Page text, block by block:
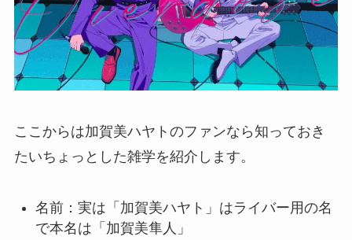
ここからは加賀美ハヤトのファンなら知っておき
たいちょっとした雑学を紹介します。
名前：実は「加賀美ハヤト」はライバー用の名
で本名は「加賀美隼人」